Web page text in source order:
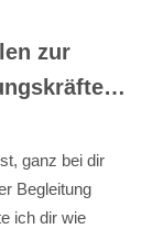
zur
ganz bei dir
Begleitung
ich dir wie